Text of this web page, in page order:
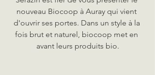
nouveau Biocoop à Auray qui vient
d'ouvrir ses portes. Dans un style à la
fois brut et naturel, biocoop met en
avant leurs produits bio.